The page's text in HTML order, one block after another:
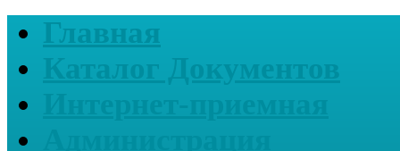
Главная
Каталог Документов